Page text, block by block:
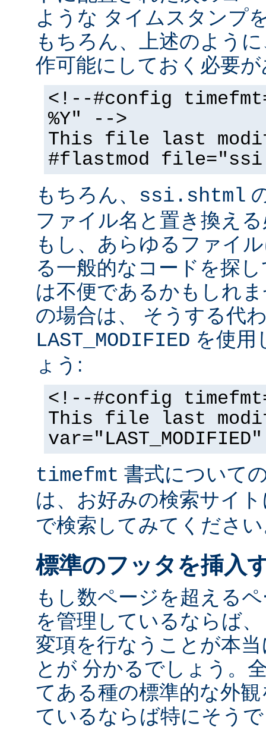
ような タイムスタンプ
もちろん、上述のよう
作可能にしておく必要
<!--#config
%Y" -->
This file last
#flastmod
もちろん、 ssi.shtml
ファイル名と置き換え
もし、あらゆるファイ
る一般的なコードを探
は不便であるかもしれ
の場合は、 そうする代
LAST_MODIFIED を使用
ょう:
<!--#config
This file last
timefmt 書式について
は、お好みの検索サイ
で検索してみてくださ
標準のフッタを挿入
もし数ページを超える
を管理しているならば
変項を行なうことが本
とが 分かるでしょう。
てある種の標準的な外
ているならば特にそう